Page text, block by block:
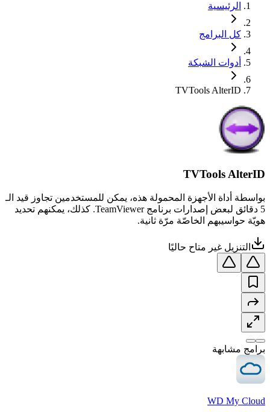
الرئيسية
كل البرامج
أدوات الشبكة
TVTools AlterID
TVTools AlterID
بواسطة أداة الأجهزة المحمولة هذه، يمكن للمستخدمين تجاوز قيد الـ
5 دقائق لبعض إصدارات برنامج TeamViewer. كذلك، يمكنهم تحديد
هويّة حواسيبهم الخاصّة مرّة ثانية.
التنزيل غير متاح حاليًا
برامج مشابهة
WD My Cloud